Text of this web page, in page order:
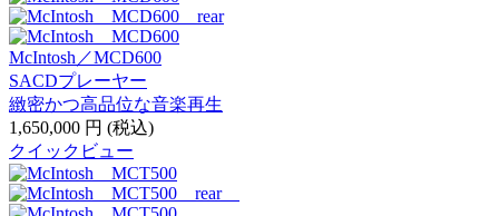
McIntosh／MCD600
SACDプレーヤー
緻密かつ高品位な音楽再生
1,650,000 円 (税込)
クイックビュー